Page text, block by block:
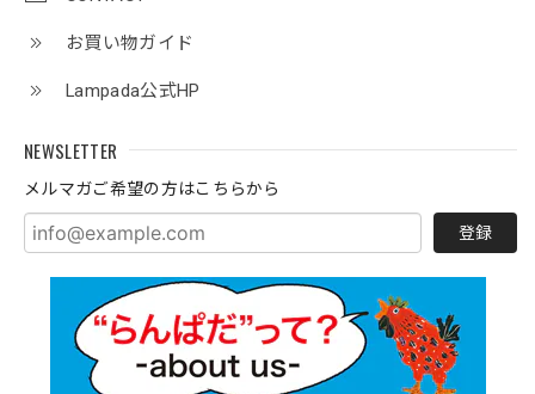
お買い物ガイド
Lampada公式HP
NEWSLETTER
メルマガご希望の方はこちらから
登録